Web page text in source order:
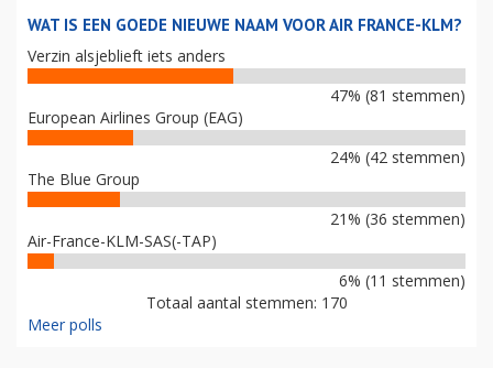
WAT IS EEN GOEDE NIEUWE NAAM VOOR AIR FRANCE-KLM?
Verzin alsjeblieft iets anders
47% (81 stemmen)
European Airlines Group (EAG)
24% (42 stemmen)
The Blue Group
21% (36 stemmen)
Air-France-KLM-SAS(-TAP)
6% (11 stemmen)
Totaal aantal stemmen: 170
Meer polls